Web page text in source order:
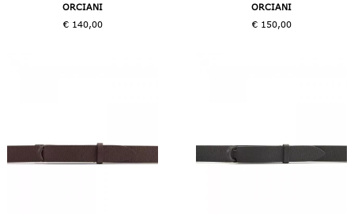
ORCIANI
€ 140,00
ORCIANI
€ 150,00